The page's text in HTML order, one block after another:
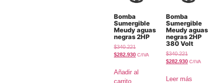
Bomba
Sumergible
Meudy aguas
negras 2HP
$340.221
$282.930 C/IVA
Añadir al
carrito
Bomba
Sumergible
Meudy aguas
negras 2HP
380 Volt
$340.221
$282.930 C/IVA
Leer más